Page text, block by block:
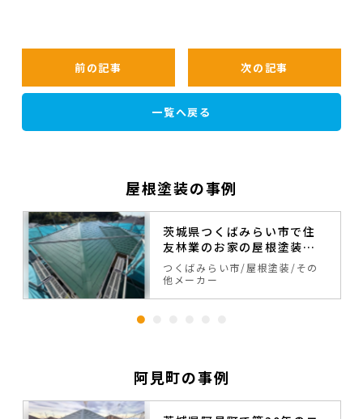
前の記事 次の記事
一覧へ戻る
屋根塗装の事例
茨城県つくばみらい市で住
友林業のお家の屋根塗装工
事が完工致しました。
つくばみらい市 屋根塗装
その
他メーカー
阿見町の事例